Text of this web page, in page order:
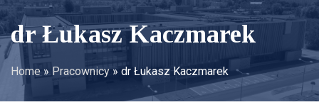
dr Łukasz Kaczmarek
Home » Pracownicy» dr Łukasz Kaczmarek